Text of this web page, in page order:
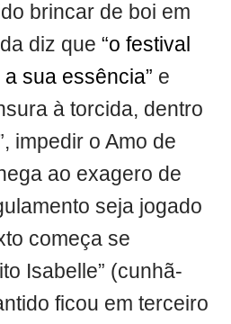
brincar de boi em
diz que “o festival
sua essência” e
à torcida, dentro
impedir o Amo de
ao exagero de
seja jogado
começa se
Isabelle” (cunhã-
ficou em terceiro